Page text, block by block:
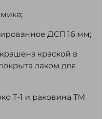
ДСП 16 мм;
краской в
лаком для
Т-1 и раковина ТМ